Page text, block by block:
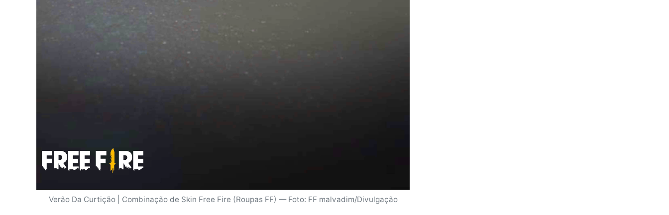
Verão Da Curtição | Combinação de Skin Free Fire (Roupas FF) — Foto: FF malvadim/Divulgação